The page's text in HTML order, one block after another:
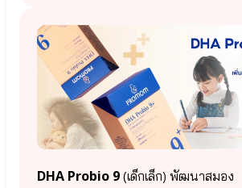
K2
วิตามิน
D3
● กรดอะ
มิโน
จำเป็น L-
Arginine
● ฟาร์มา
Pharma
ใน
แม่
HMOs
(Prebiotic)
●
เอลเด
เบอร์
DHA Probio 9 (เด็กเล็ก) พัฒนาสมอง